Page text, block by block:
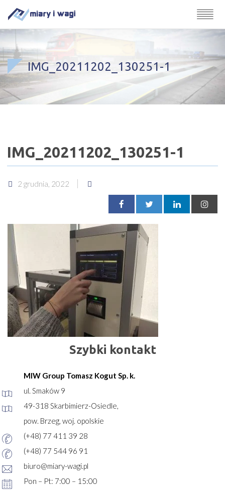
IMG_20211202_130251-1
IMG_20211202_130251-1
2 grudnia, 2022
Szybki kontakt
MIW Group Tomasz Kogut Sp. k.
ul. Smaków 9
49-318 Skarbimierz-Osiedle,
pow. Brzeg, woj. opolskie
(+48) 77 411 39 28
(+48) 77 544 96 91
biuro@miary-wagi.pl
Pon – Pt: 7:00 – 15:00